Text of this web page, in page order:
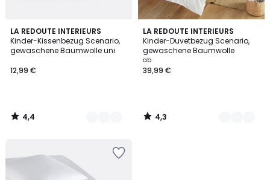
LA REDOUTE INTERIEURS
Kinder-Kissenbezug Scenario,
gewaschene Baumwolle uni
12,99 €
4,4
/ 5
19
Farben
4,4
/
LA REDOUTE INTERIEURS
Kinder-Duvetbezug Scenario,
gewaschene Baumwolle
ab
39,99 €
4,3
/ 5
18
Farben
4,3
/